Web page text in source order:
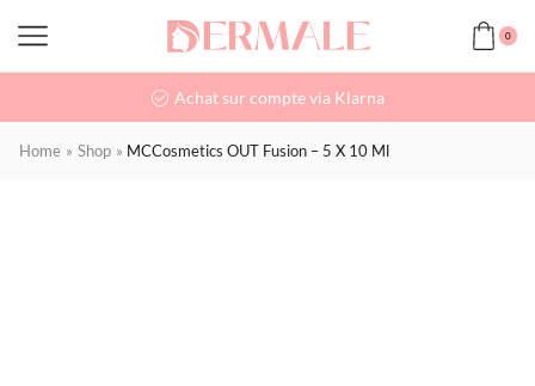
0
Achat sur compte via Klarna
Home » Shop » MCCosmetics OUT Fusion – 5 X 10 Ml